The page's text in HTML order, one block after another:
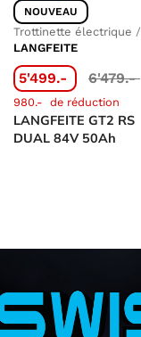
NOUVEAU
Trottinette électrique /
LANGFEITE
5'499.- 6'479.-
980.- de réduction
LANGFEITE GT2 RS
DUAL 84V 50Ah